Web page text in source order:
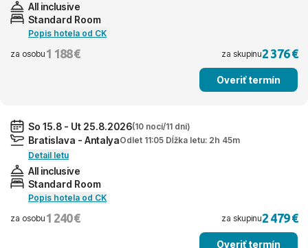
All inclusive
Standard Room
Popis hotela od CK
za osobu 1 188 € za skupinu2 376 €
Overiť termín
So 15.8 - Ut 25.8.2026(10 nocí/11 dní)
Bratislava - AntalyaOdlet 11:05 Dĺžka letu: 2h 45m
Detail letu
All inclusive
Standard Room
Popis hotela od CK
za osobu 1 240 € za skupinu2 479 €
Overiť termín